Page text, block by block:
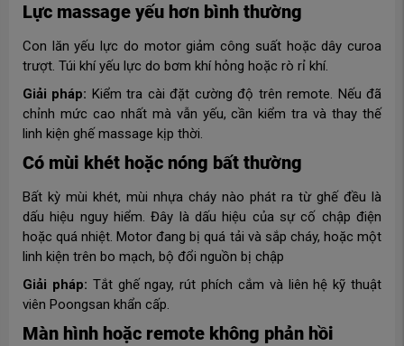
Lực massage yếu hơn bình thường
Con lăn yếu lực do motor giảm công suất hoặc dây curoa
trượt. Túi khí yếu lực do bơm khí hỏng hoặc rò rỉ khí.
Giải pháp: Kiểm tra cài đặt cường độ trên remote. Nếu đã
chỉnh mức cao nhất mà vẫn yếu, cần kiểm tra và thay thế
linh kiện ghế massage kịp thời.
Có mùi khét hoặc nóng bất thường
Bất kỳ mùi khét, mùi nhựa cháy nào phát ra từ ghế đều là
dấu hiệu nguy hiểm. Đây là dấu hiệu của sự cố chập điện
hoặc quá nhiệt. Motor đang bị quá tải và sắp cháy, hoặc một
linh kiện trên bo mạch, bộ đổi nguồn bị chập
Giải pháp: Tắt ghế ngay, rút phích cắm và liên hệ kỹ thuật
viên Poongsan khẩn cấp.
Màn hình hoặc remote không phản hồi